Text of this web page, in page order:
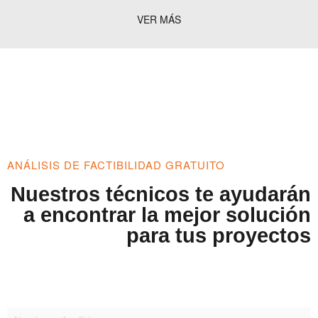
VER MÁS
ANÁLISIS DE FACTIBILIDAD GRATUITO
Nuestros técnicos te ayudarán
a encontrar la mejor solución
para tus proyectos